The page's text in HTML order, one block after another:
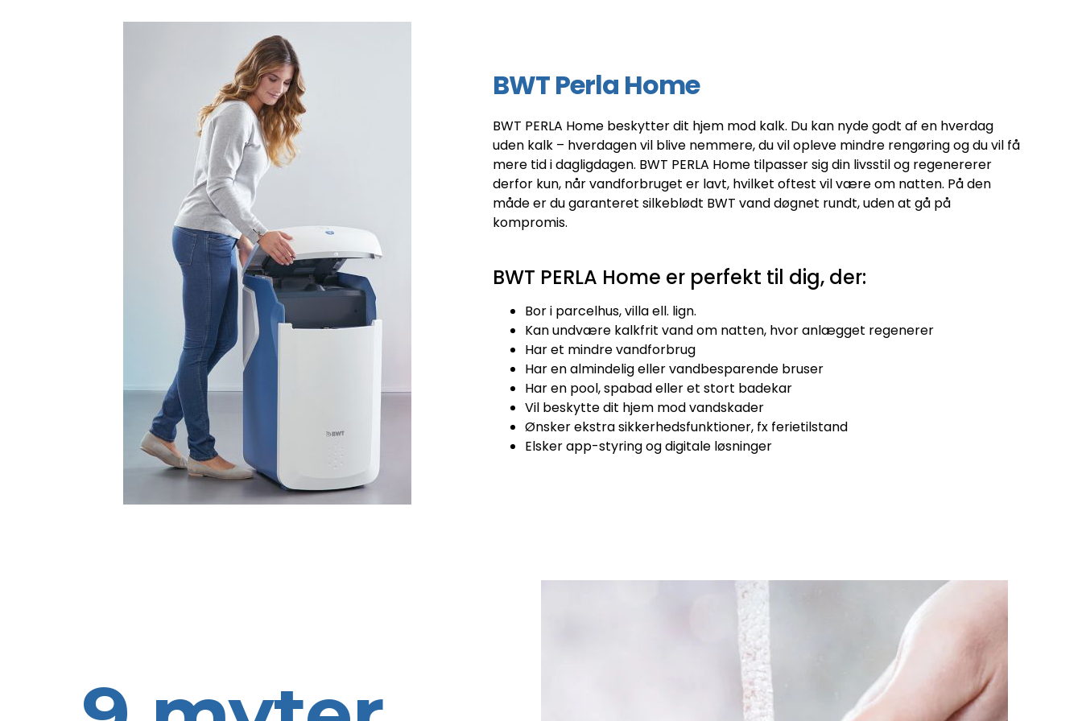
BWT Perla Home
BWT PERLA Home beskytter dit hjem mod kalk. Du kan nyde godt af en hverdag
uden kalk – hverdagen vil blive nemmere, du vil opleve mindre rengøring og du vil få
mere tid i dagligdagen. BWT PERLA Home tilpasser sig din livsstil og regenererer
derfor kun, når vandforbruget er lavt, hvilket oftest vil være om natten. På den
måde er du garanteret silkeblødt BWT vand døgnet rundt, uden at gå på
kompromis.
BWT PERLA Home er perfekt til dig, der:
Bor i parcelhus, villa ell. lign.
Kan undvære kalkfrit vand om natten, hvor anlægget regenerer
Har et mindre vandforbrug
Har en almindelig eller vandbesparende bruser
Har en pool, spabad eller et stort badekar
Vil beskytte dit hjem mod vandskader
Ønsker ekstra sikkerhedsfunktioner, fx ferietilstand
Elsker app-styring og digitale løsninger